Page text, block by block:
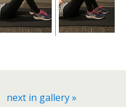
next in gallery »